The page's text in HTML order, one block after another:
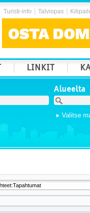
Turisti-info Talviopas
LINKIT
Alueelta
Valitse